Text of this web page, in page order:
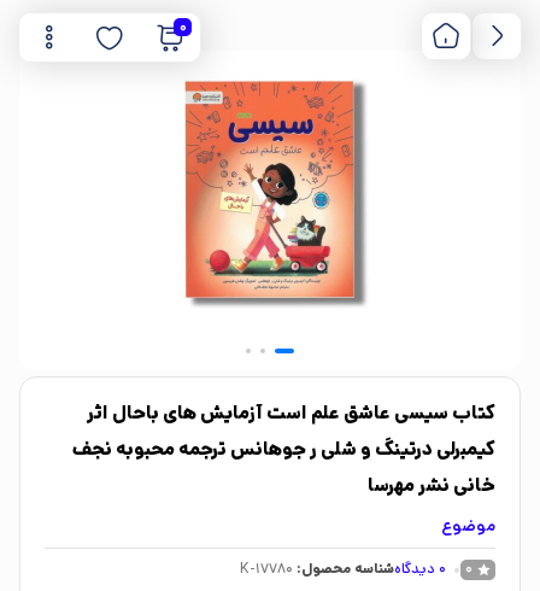
0
کتاب سیسی عاشق علم است آزمایش های باحال اثر
کیمبرلی درتینگ و شلی ر جوهانس ترجمه محبوبه نجف
خانی نشر مهرسا
موضوع
0
0 دیدگاهشناسه محصول: K-17780